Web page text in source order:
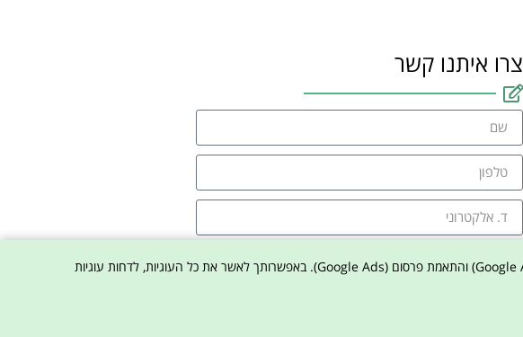
צרו איתנו קשר
אני מסכים למדיניות הפרטיות באתרבאתר נעשה שימוש בקובצי עוגיות (Cookies) וכלי צד ג' לצורך תפעול האתר, שיפור חוויית הגלישה, ניתוח סטטיסטי (Google Analytics) והתאמת פרסום (Google Ads). באפשרותך לאשר את כל העוגיות, לדחות עוגיות